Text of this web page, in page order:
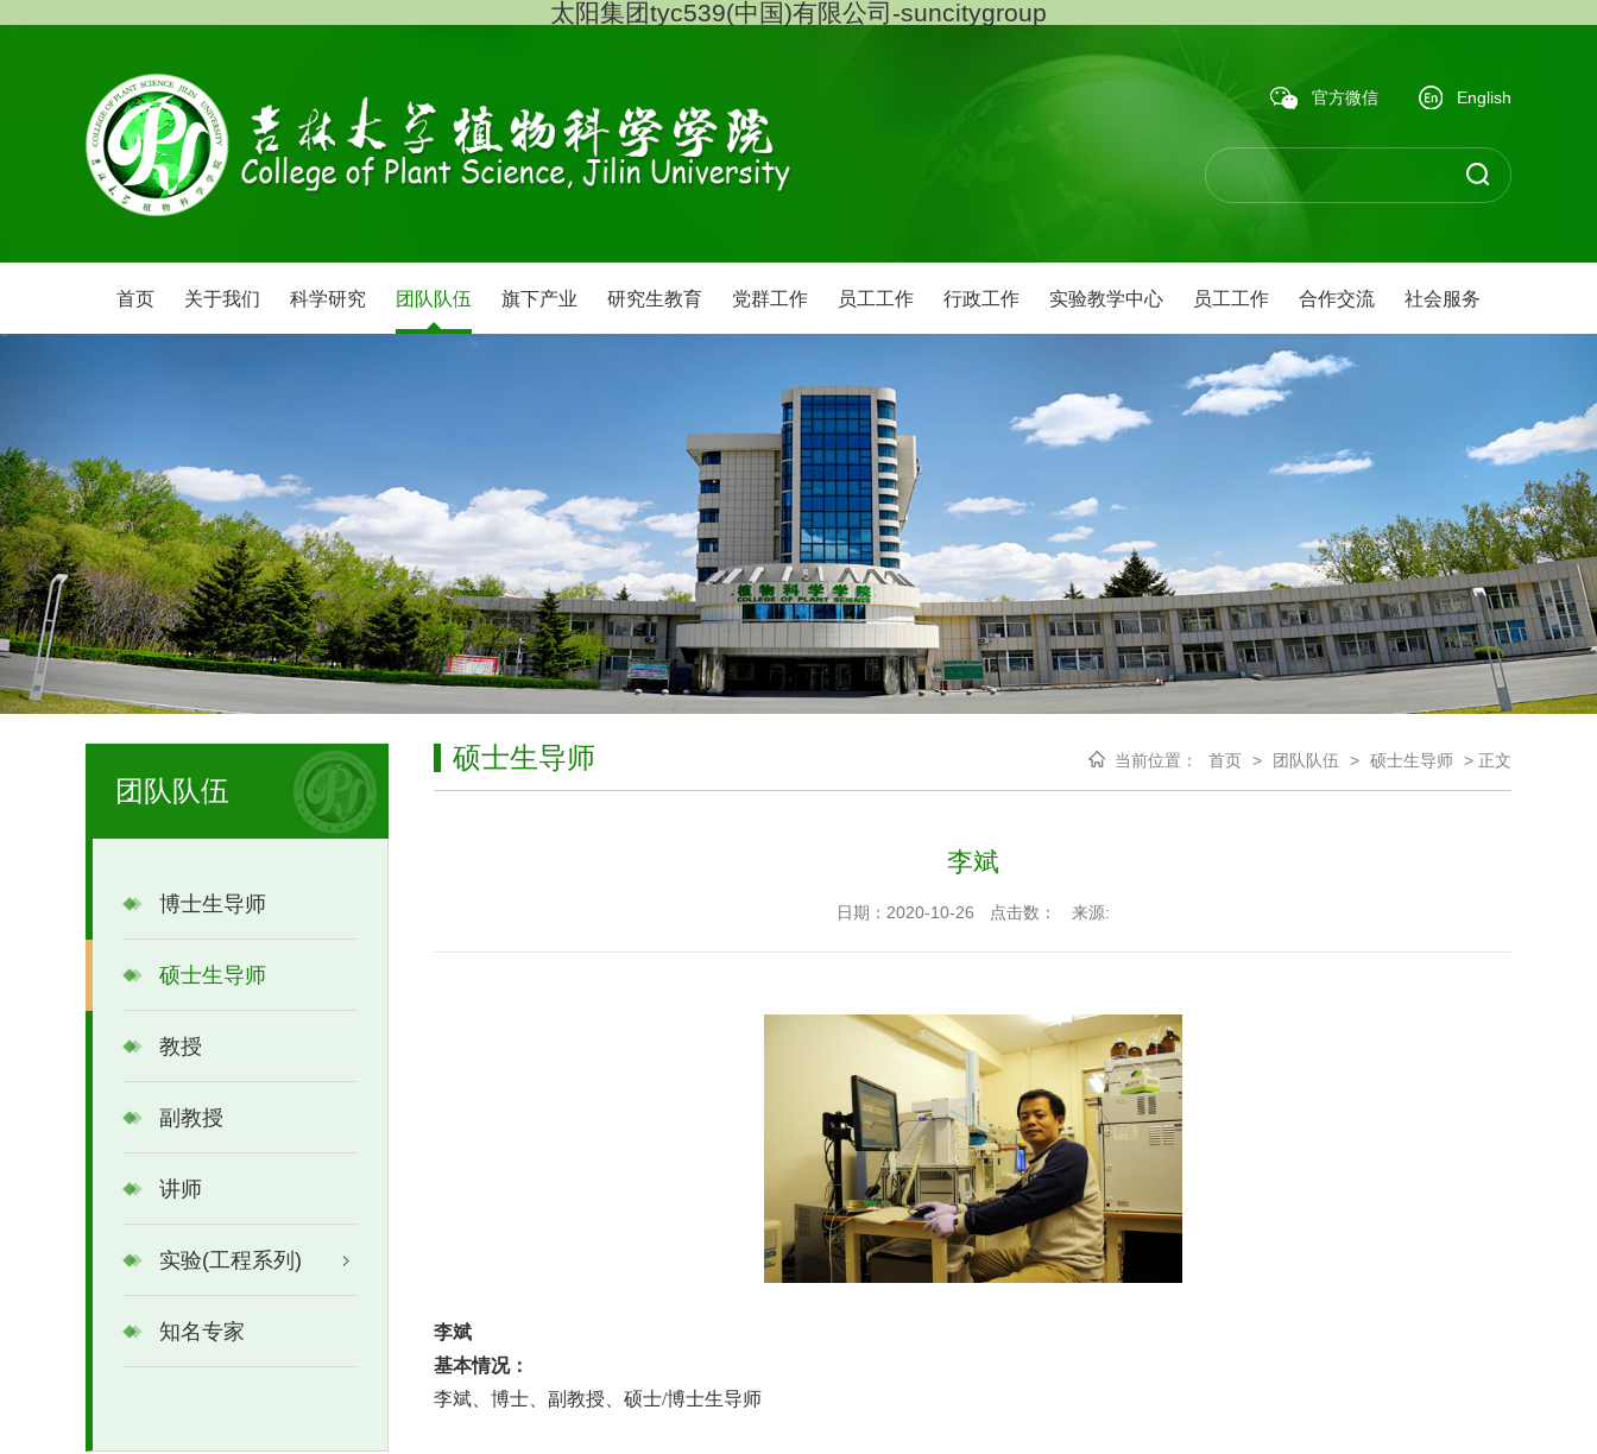
太阳集团tyc539(中国)有限公司-suncitygroup
官方微信 English
首页 关于我们 科学研究 团队队伍 旗下产业 研究生教育 党群工作 员工工作 行政工作 实验教学中心 员工工作 合作交流 社会服务
团队队伍
博士生导师
硕士生导师
教授
副教授
讲师
实验(工程系列)
知名专家
硕士生导师 当前位置： 首页 > 团队队伍 > 硕士生导师 > 正文
李斌
日期：2020-10-26 点击数： 来源:
李斌
基本情况：
李斌、博士、副教授、硕士/博士生导师